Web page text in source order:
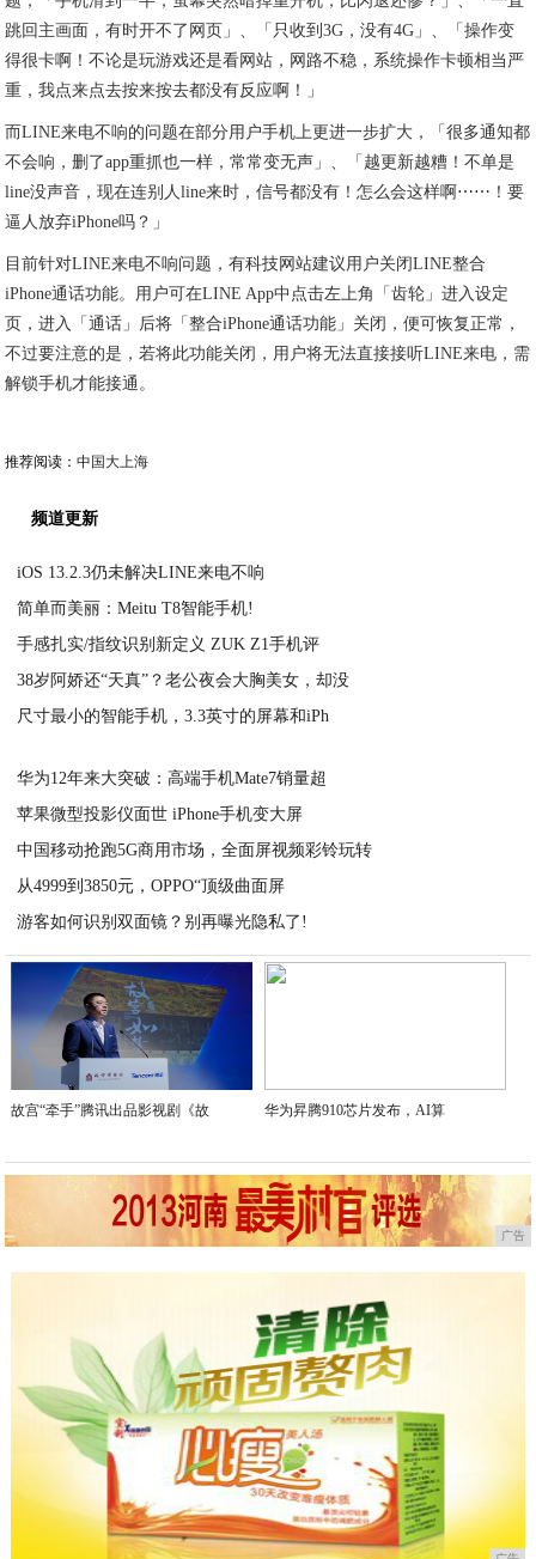
跳回主画面，有时开不了网页」、「只收到3G，没有4G」、「操作变
得很卡啊！不论是玩游戏还是看网站，网路不稳，系统操作卡顿相当严
重，我点来点去按来按去都没有反应啊！」
而LINE来电不响的问题在部分用户手机上更进一步扩大，「很多通知都
不会响，删了app重抓也一样，常常变无声」、「越更新越糟！不单是
line没声音，现在连别人line来时，信号都没有！怎么会这样啊⋯⋯！要
逼人放弃iPhone吗？」
目前针对LINE来电不响问题，有科技网站建议用户关闭LINE整合
iPhone通话功能。用户可在LINE App中点击左上角「齿轮」进入设定
页，进入「通话」后将「整合iPhone通话功能」关闭，便可恢复正常，
不过要注意的是，若将此功能关闭，用户将无法直接接听LINE来电，需
解锁手机才能接通。
推荐阅读：中国大上海
频道更新
iOS 13.2.3仍未解决LINE来电不响
简单而美丽：Meitu T8智能手机!
手感扎实/指纹识别新定义 ZUK Z1手机评
38岁阿娇还“天真”？老公夜会大胸美女，却没
尺寸最小的智能手机，3.3英寸的屏幕和iPh
华为12年来大突破：高端手机Mate7销量超
苹果微型投影仪面世 iPhone手机变大屏
中国移动抢跑5G商用市场，全面屏视频彩铃玩转
从4999到3850元，OPPO“顶级曲面屏
游客如何识别双面镜？别再曝光隐私了!
2021-03-03
故宫“牵手”腾讯出品影视剧《故 华为昇腾910芯片发布，AI算
广告